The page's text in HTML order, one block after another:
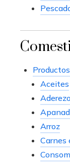
Productos
Aceites
Arroz
Carnes